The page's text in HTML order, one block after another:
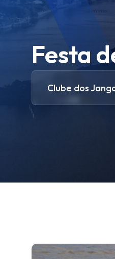
Festa
Clube dos